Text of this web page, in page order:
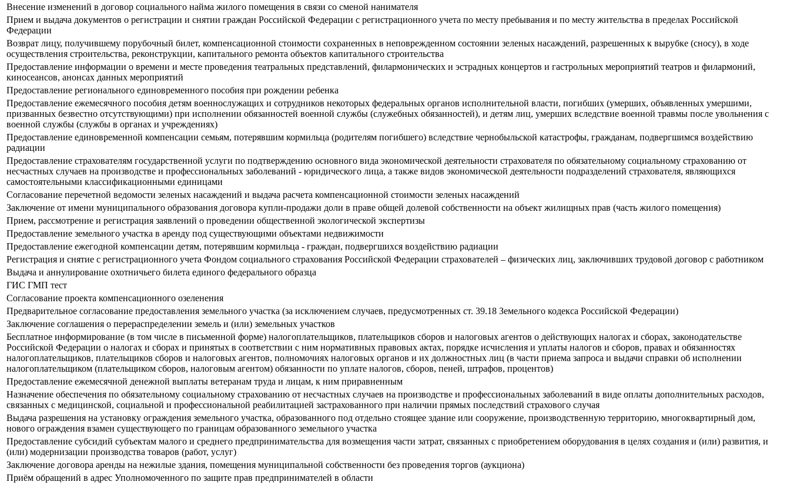
Внесение изменений в договор социального найма жилого помещения в связи со сменой нанимателя
Прием и выдача документов о регистрации и снятии граждан Российской Федерации с регистрационного учета по месту пребывания и по месту жительства в пределах Российской
Федерации
Возврат лицу, получившему порубочный билет, компенсационной стоимости сохраненных в неповрежденном состоянии зеленых насаждений, разрешенных к вырубке (сносу), в ходе
осуществления строительства, реконструкции, капитального ремонта объектов капитального строительства
Предоставление информации о времени и месте проведения театральных представлений, филармонических и эстрадных концертов и гастрольных мероприятий театров и филармоний,
киносеансов, анонсах данных мероприятий
Предоставление регионального единовременного пособия при рождении ребенка
Предоставление ежемесячного пособия детям военнослужащих и сотрудников некоторых федеральных органов исполнительной власти, погибших (умерших, объявленных умершими,
призванных безвестно отсутствующими) при исполнении обязанностей военной службы (служебных обязанностей), и детям лиц, умерших вследствие военной травмы после увольнения с
военной службы (службы в органах и учреждениях)
Предоставление единовременной компенсации семьям, потерявшим кормильца (родителям погибшего) вследствие чернобыльской катастрофы, гражданам, подвергшимся воздействию
радиации
Предоставление страхователям государственной услуги по подтверждению основного вида экономической деятельности страхователя по обязательному социальному страхованию от
несчастных случаев на производстве и профессиональных заболеваний - юридического лица, а также видов экономической деятельности подразделений страхователя, являющихся
самостоятельными классификационными единицами
Согласование перечетной ведомости зеленых насаждений и выдача расчета компенсационной стоимости зеленых насаждений
Заключение от имени муниципального образования договора купли-продажи доли в праве общей долевой собственности на объект жилищных прав (часть жилого помещения)
Прием, рассмотрение и регистрация заявлений о проведении общественной экологической экспертизы
Предоставление земельного участка в аренду под существующими объектами недвижимости
Предоставление ежегодной компенсации детям, потерявшим кормильца - граждан, подвергшихся воздействию радиации
Регистрация и снятие с регистрационного учета Фондом социального страхования Российской Федерации страхователей – физических лиц, заключивших трудовой договор с работником
Выдача и аннулирование охотничьего билета единого федерального образца
ГИС ГМП тест
Согласование проекта компенсационного озеленения
Предварительное согласование предоставления земельного участка (за исключением случаев, предусмотренных ст. 39.18 Земельного кодекса Российской Федерации)
Заключение соглашения о перераспределении земель и (или) земельных участков
Бесплатное информирование (в том числе в письменной форме) налогоплательщиков, плательщиков сборов и налоговых агентов о действующих налогах и сборах, законодательстве
Российской Федерации о налогах и сборах и принятых в соответствии с ним нормативных правовых актах, порядке исчисления и уплаты налогов и сборов, правах и обязанностях
налогоплательщиков, плательщиков сборов и налоговых агентов, полномочиях налоговых органов и их должностных лиц (в части приема запроса и выдачи справки об исполнении
налогоплательщиком (плательщиком сборов, налоговым агентом) обязанности по уплате налогов, сборов, пеней, штрафов, процентов)
Предоставление ежемесячной денежной выплаты ветеранам труда и лицам, к ним приравненным
Назначение обеспечения по обязательному социальному страхованию от несчастных случаев на производстве и профессиональных заболеваний в виде оплаты дополнительных расходов,
связанных с медицинской, социальной и профессиональной реабилитацией застрахованного при наличии прямых последствий страхового случая
Выдача разрешения на установку ограждения земельного участка, образованного под отдельно стоящее здание или сооружение, производственную территорию, многоквартирный дом,
нового ограждения взамен существующего по границам образованного земельного участка
Предоставление субсидий субъектам малого и среднего предпринимательства для возмещения части затрат, связанных с приобретением оборудования в целях создания и (или) развития, и
(или) модернизации производства товаров (работ, услуг)
Заключение договора аренды на нежилые здания, помещения муниципальной собственности без проведения торгов (аукциона)
Приём обращений в адрес Уполномоченного по защите прав предпринимателей в области